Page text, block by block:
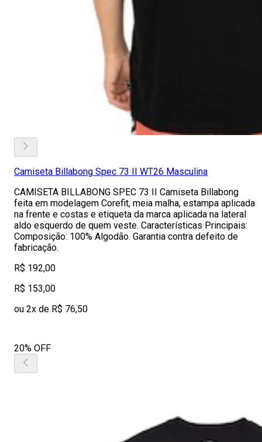
Camiseta Billabong Spec 73 II WT26 Masculina
CAMISETA BILLABONG SPEC 73 II Camiseta Billabong
feita em modelagem Corefit, meia malha, estampa aplicada
na frente e costas e etiqueta da marca aplicada na lateral
aldo esquerdo de quem veste. Características Principais:
Composição: 100% Algodão. Garantia contra defeito de
fabricação.
R$ 192,00
R$ 153,00
ou 2x de R$ 76,50
20% OFF